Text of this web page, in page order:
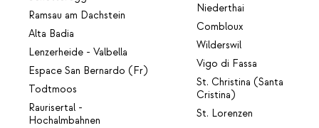
Ramsau am Dachstein
Alta Badia
Lenzerheide - Valbella
Espace San Bernardo (Fr)
Todtmoos
Raurisertal -
Hochalmbahnen
Niederthai
Combloux
Wilderswil
Vigo di Fassa
St. Christina (Santa
Cristina)
St. Lorenzen